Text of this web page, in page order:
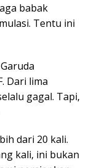
babak
Tentu ini
Dari lima
gagal. Tapi,
dari 20 kali.
kali, ini bukan